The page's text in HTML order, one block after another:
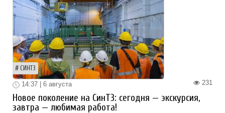
СИНТЗ
231
14:37 | 6 августа
Новое поколение на СинТЗ: сегодня — экскурсия,
завтра — любимая работа!